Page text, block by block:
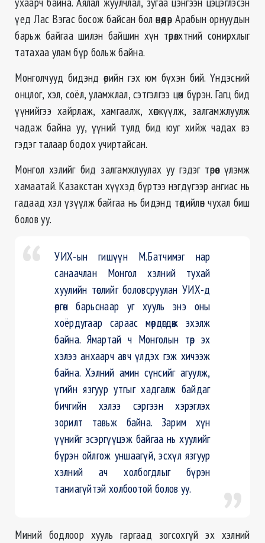
үед Лас Вэгас босож байсан бол өнөөдөр Арабын орнуудын
барьж байгаа шилэн байшин хүн төрөлхтний сонирхлыг
татахаа улам бүр больж байна.
Монголчууд бидэнд өөрийн гэх юм бүхэн бий. Үндэсний
онцлог, хэл, соёл, уламжлал, сэтгэлгээ цөм бүрэн. Гагц бид
үүнийгээ хайрлаж, хамгаалж, хөгжүүлж, залгамжлуулж
чадаж байна уу, үүний тулд бид юуг хийж чадах вэ
гэдэг талаар бодох учиртайсан.
Монгол хэлийг бид залгамжлуулах уу гэдэг төрөөс үлэмж
хамаатай. Казакстан хүүхэд бүртээ нэгдүгээр ангиас нь
гадаад хэл үзүүлж байгаа нь бидэнд төдийлөн чухал биш
болов уу.
УИХ-ын гишүүн М.Батчимэг нар
санаачлан Монгол хэлний тухай
хуулийн төслийг боловсруулан УИХ-д
өргөн барьснаар уг хууль энэ оны
хоёрдугаар сараас мөрдөгдөж эхэлж
байна. Ямартай ч Монголын төр эх
хэлээ анхаарч авч үлдэх гэж хичээж
байна. Хэлний амин сүнсийг агуулж,
үгийн язгуур утгыг хадгалж байдаг
бичгийн хэлээ сэргээн хэрэглэх
зорилт тавьж байна. Зарим хүн
үүнийг эсэргүүцэж байгаа нь хуулийг
бүрэн ойлгож уншаагүй, эсхүл язгуур
хэлний ач холбогдлыг бүрэн
таниагүйтэй холбоотой болов уу.
Миний бодлоор хууль гаргаад зогсохгүй эх хэлний